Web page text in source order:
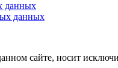
данных
данных
сайте, носит